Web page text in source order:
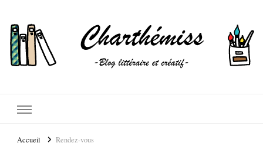
Accueil Rendez-vous